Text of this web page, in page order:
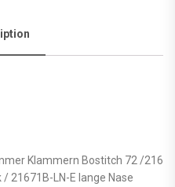
Klammern Bostitch 72 /216
21671B-LN-E lange Nase